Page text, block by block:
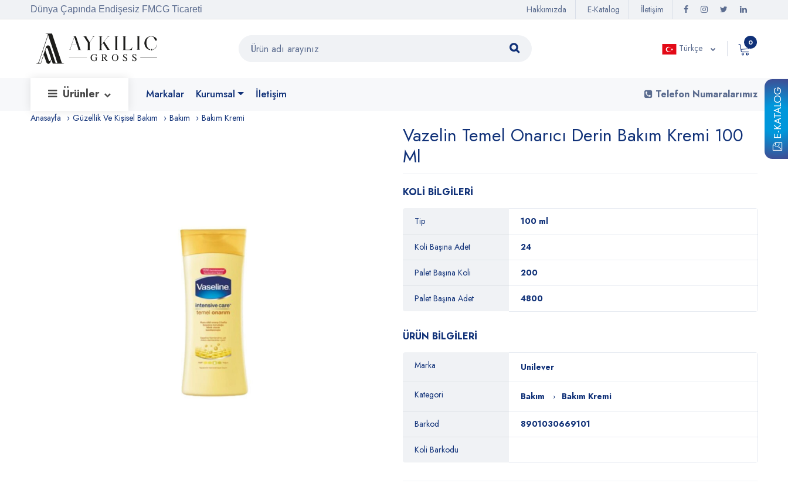
E-KATALOG
Dünya Çapında Endişesiz FMCG Ticareti Hakkımızda E-Katalog İletişim
0
Türkçe
Ürünler Markalar Kurumsal İletişim Telefon Numaralarımız
Anasayfa Güzellik Ve Kişisel Bakım Bakım Bakım Kremi
Vazelin Temel Onarıcı Derin Bakım Kremi 100
Ml
KOLİ BİLGİLERİ
Tip 100 ml
Koli Başına Adet 24
Palet Başına Koli 200
Palet Başına Adet 4800
ÜRÜN BİLGİLERİ
Marka Unilever
Kategori Bakım Bakım Kremi
Barkod 8901030669101
Koli Barkodu